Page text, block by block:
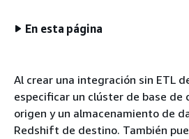
En esta página
Al crear una integración sin ETL
especificar un clúster de base de
origen y un almacenamiento de
Redshift de destino. También